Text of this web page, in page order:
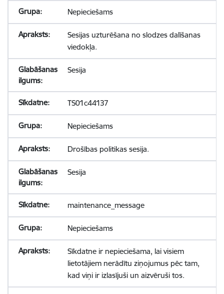
Nepieciešams
Sesijas uzturēšana no slodzes dalīšanas
viedokļa.
Sesija
TS01c44137
Nepieciešams
Drošības politikas sesija.
Sesija
maintenance_message
Nepieciešams
Sīkdatne ir nepieciešama, lai visiem
lietotājiem nerādītu ziņojumus pēc tam,
kad viņi ir izlasījuši un aizvēruši tos.